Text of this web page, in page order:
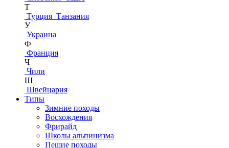
Т
Турция Танзания
У
Украина
Ф
Франция
Ч
Чили
Ш
Швейцария
Типы
Зимние походы
Восхождения
Фрирайд
Школы альпинизма
Пешие походы